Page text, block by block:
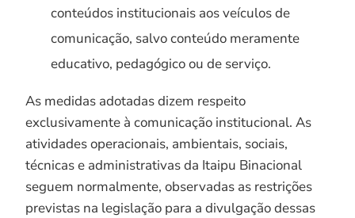
conteúdos institucionais aos veículos de
comunicação, salvo conteúdo meramente
educativo, pedagógico ou de serviço.
As medidas adotadas dizem respeito
exclusivamente à comunicação institucional. As
atividades operacionais, ambientais, sociais,
técnicas e administrativas da Itaipu Binacional
seguem normalmente, observadas as restrições
previstas na legislação para a divulgação dessas